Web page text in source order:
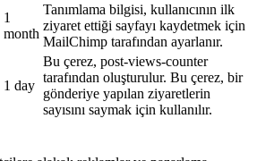
1
month
Tanımlama bilgisi, kullanıcının ilk
ziyaret ettiği sayfayı kaydetmek için
MailChimp tarafından ayarlanır.
1 day
Bu çerez, post-views-counter
tarafından oluşturulur. Bu çerez, bir
gönderiye yapılan ziyaretlerin
sayısını saymak için kullanılır.